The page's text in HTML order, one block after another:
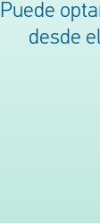
Puede
desde